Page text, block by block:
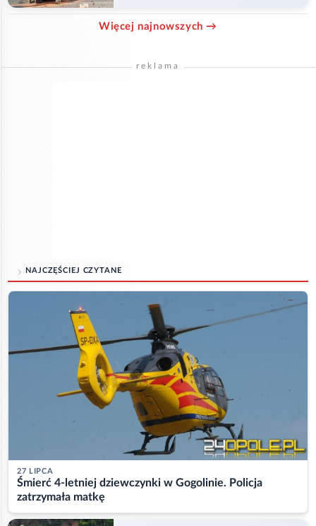
Więcej najnowszych →
reklama
NAJCZĘŚCIEJ CZYTANE
27 LIPCA
Śmierć 4-letniej dziewczynki w Gogolinie. Policja
zatrzymała matkę